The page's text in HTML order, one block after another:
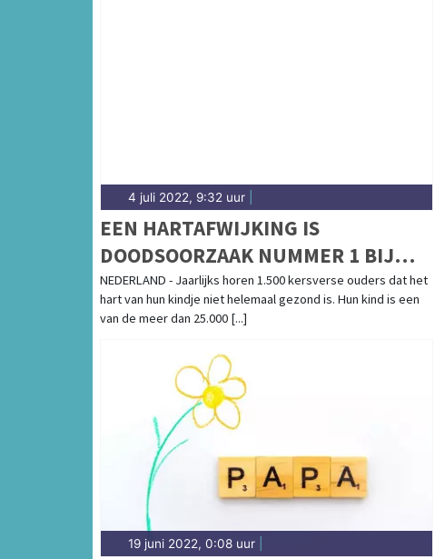
4 juli 2022, 9:32 uur
EEN HARTAFWIJKING IS
DOODSOORZAAK NUMMER 1 BIJ
KINDEREN ONDER DE 15 JAAR.
STRIJD MEE TIJDENS DE
STICHTING HARTEKIND!
NEDERLAND - Jaarlijks horen 1.500 kersverse ouders dat het
hart van hun kindje niet helemaal gezond is. Hun kind is een
van de meer dan 25.000 [...]
19 juni 2022, 0:08 uur